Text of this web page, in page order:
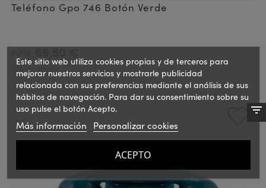
Teléfono Gpo 746 Botón Verde
69,50 €
IVA incluido
Este sitio web utiliza cookies propias y de terceros para
mejorar nuestros servicios y mostrarle publicidad
relacionada con sus preferencias mediante el análisis de sus
hábitos de navegación. Para dar su consentimiento sobre su
uso pulse el botón Acepto.
Más información Personalizar cookies
ACEPTO